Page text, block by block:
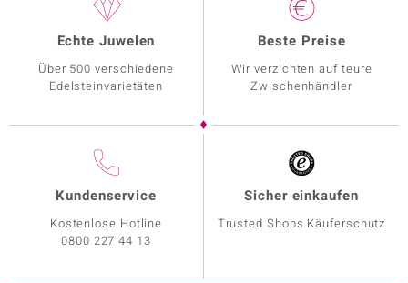
Echte Juwelen
Über 500 verschiedene
Edelsteinvarietäten
Beste Preise
Wir verzichten auf teure
Zwischenhändler
Kundenservice
Kostenlose Hotline
0800 227 44 13
Sicher einkaufen
Trusted Shops Käuferschutz